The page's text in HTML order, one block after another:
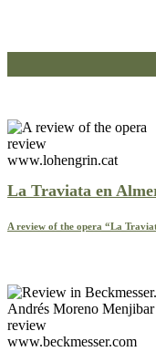
review
www.lohengrin.cat
La Traviata en
A review of the opera “La
review
www.beckmesser.com